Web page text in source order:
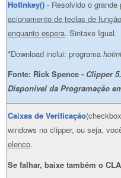
HotInkey() - Resolvido o grande
acionamento de teclas de
enquanto espera. Sintaxe Igual.
*Download inclui: programa
Fonte: Rick Spence - Clipper
Disponível da Programação
Caixas de Verificação
windows no clipper, ou seja,
elenco.
Se falhar, baixe também o